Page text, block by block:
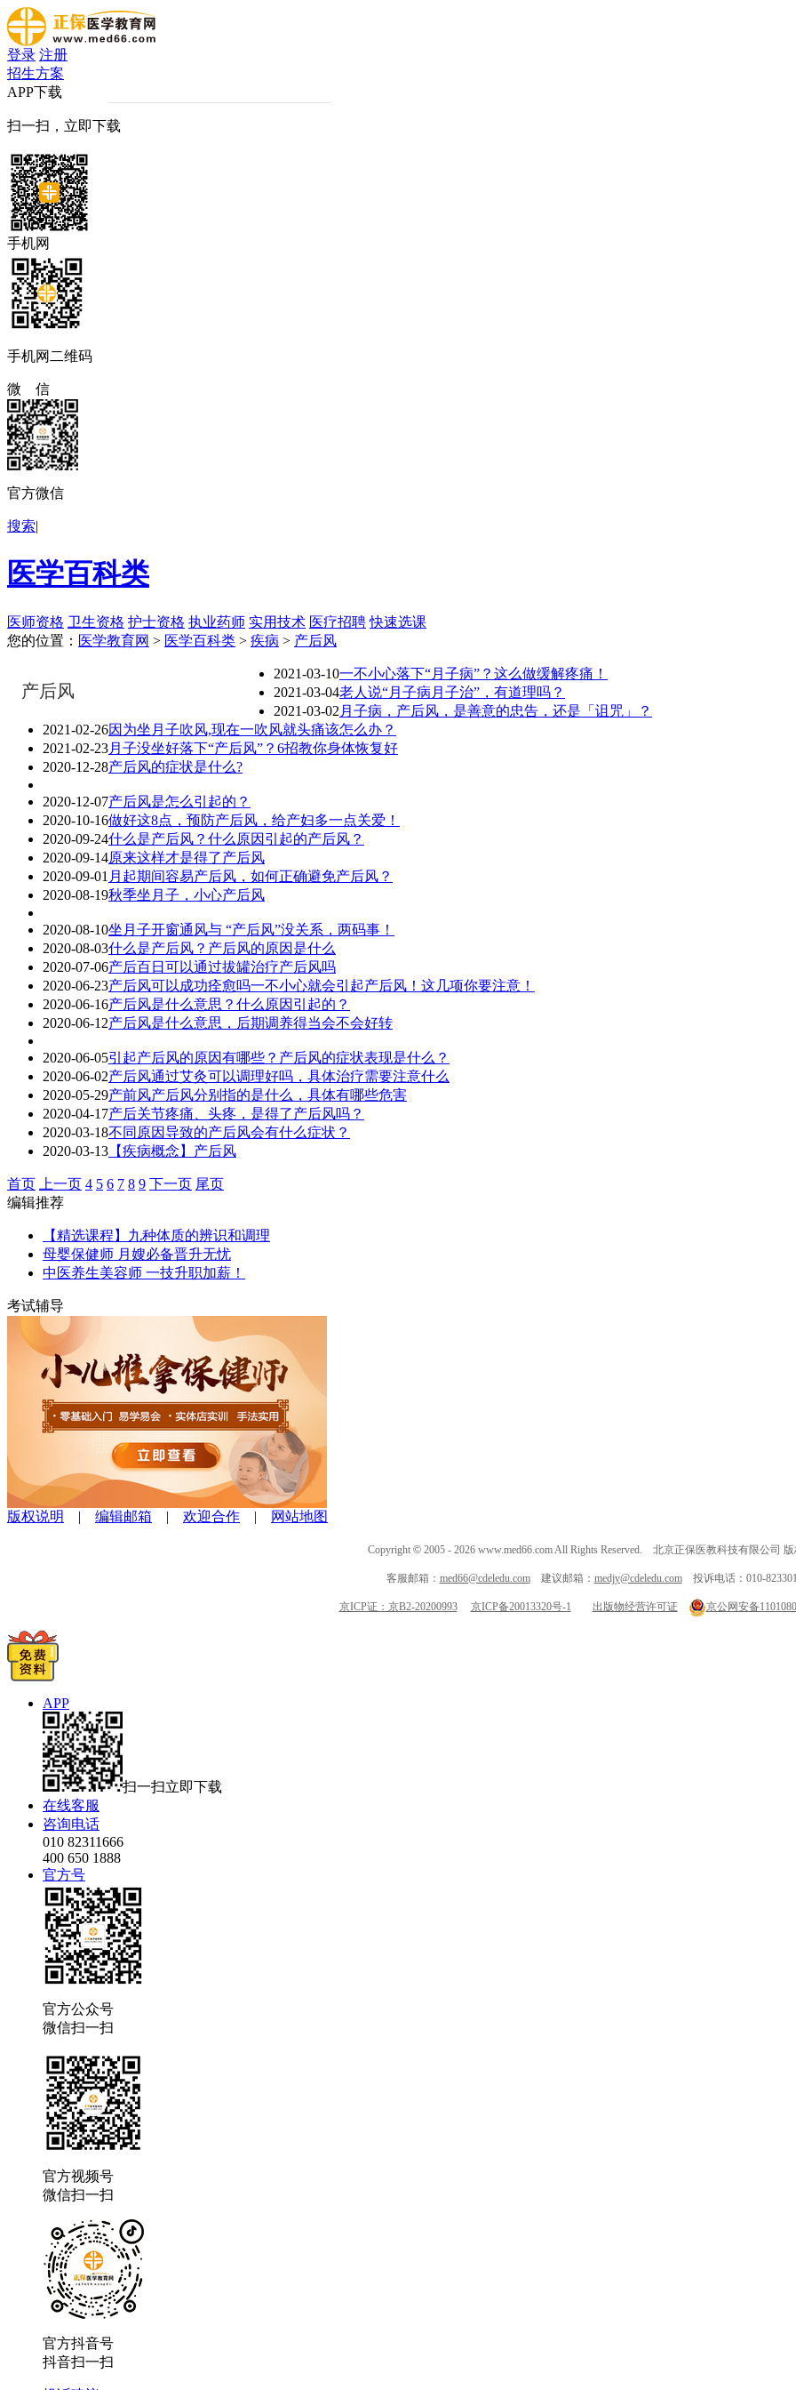
登录 注册
招生方案
APP下载
扫一扫，立即下载
手机网
手机网二维码
微 信
官方微信
搜索|
医学百科类
医师资格 卫生资格 护士资格 执业药师 实用技术 医疗招聘 快速选课
您的位置： 医学教育网 > 医学百科类 > 疾病 > 产后风
产后风
2021-03-10一不小心落下“月子病”？这么做缓解疼痛！
2021-03-04老人说“月子病月子治”，有道理吗？
2021-03-02 月子病，产后风，是善意的忠告，还是「诅咒」？
2021-02-26因为坐月子吹风,现在一吹风就头痛该怎么办？
2021-02-23月子没坐好落下“产后风”？6招教你身体恢复好
2020-12-28产后风的症状是什么?
2020-12-07产后风是怎么引起的？
2020-10-16做好这8点，预防产后风，给产妇多一点关爱！
2020-09-24什么是产后风？什么原因引起的产后风？
2020-09-14原来这样才是得了产后风
2020-09-01 月起期间容易产后风，如何正确避免产后风？
2020-08-19秋季坐月子，小心产后风
2020-08-10坐月子开窗通风与 “产后风”没关系，两码事！
2020-08-03什么是产后风？产后风的原因是什么
2020-07-06产后百日可以通过拔罐治疗产后风吗
2020-06-23产后风可以成功痊愈吗一不小心就会引起产后风！这几项你要注意！
2020-06-16产后风是什么意思？什么原因引起的？
2020-06-12产后风是什么意思，后期调养得当会不会好转
2020-06-05引起产后风的原因有哪些？产后风的症状表现是什么？
2020-06-02产后风通过艾灸可以调理好吗，具体治疗需要注意什么
2020-05-29产前风产后风分别指的是什么，具体有哪些危害
2020-04-17产后关节疼痛、头疼，是得了产后风吗？
2020-03-18不同原因导致的产后风会有什么症状？
2020-03-13 【疾病概念】产后风
首页 上一页 4 5 6 7 8 9 下一页 尾页
编辑推荐
【精选课程】九种体质的辨识和调理
母婴保健师 月嫂必备晋升无忧
中医养生美容师 一技升职加薪！
考试辅导
版权说明 | 编辑邮箱 | 欢迎合作 | 网站地图
Copyright © 2005 - 2026 www.med66.com All Rights Reserved. 北京正保医教科技有限公司
客服邮箱： med66@cdeledu.com建议邮箱： medjy@cdeledu.com投诉电话：010-
京ICP证：京B2-20200993 京ICP备20013320号-1 出版物经营许可证 京公网安备
APP
扫一扫立即下载
在线客服
咨询电话
010 82311666
400 650 1888
官方号
官方公众号
微信扫一扫
官方视频号
微信扫一扫
官方抖音号
抖音扫一扫